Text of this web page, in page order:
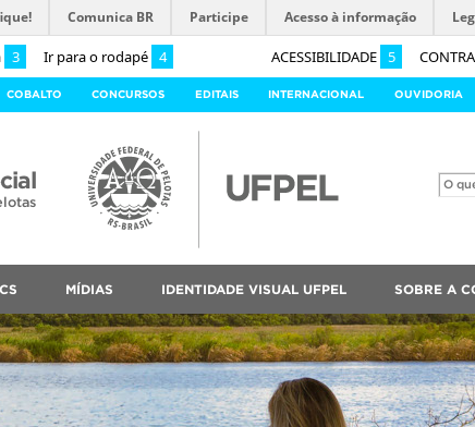
3 Ir para o rodapé 4 ACESSIBILIDADE 5
Comunica BR Participe Acesso à informação
COBALTO CONCURSOS EDITAIS INTERNACIONAL OUVIDORIA
MÍDIAS IDENTIDADE VISUAL UFPEL SOBRE A